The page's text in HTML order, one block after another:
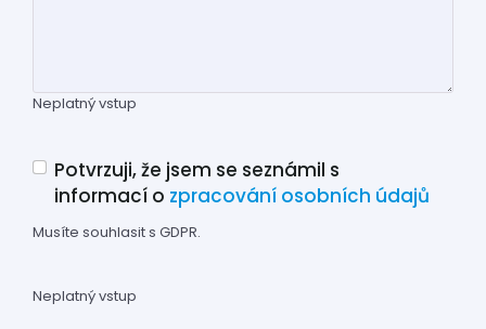
Neplatný vstup
Potvrzuji, že jsem se seznámil s
informací o zpracování osobních údajů
Musíte souhlasit s GDPR.
Neplatný vstup